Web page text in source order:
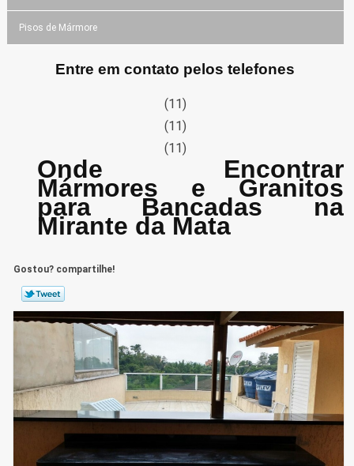
Pisos de Mármore
Entre em contato pelos telefones
(11)
(11)
(11)
Onde Encontrar
Mármores e Granitos
para Bancadas na
Mirante da Mata
Gostou? compartilhe!